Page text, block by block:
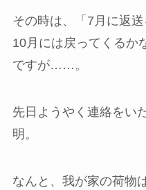
その時は、「7月に返
10月には戻ってくるか
ですが……。
先日ようやく連絡をい
明。
なんと、我が家の荷物